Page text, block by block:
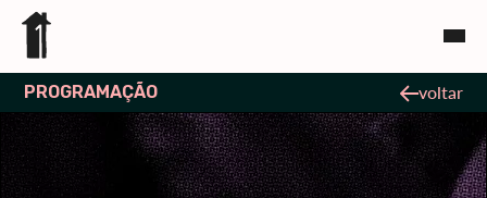
PROGRAMAÇÃO voltar